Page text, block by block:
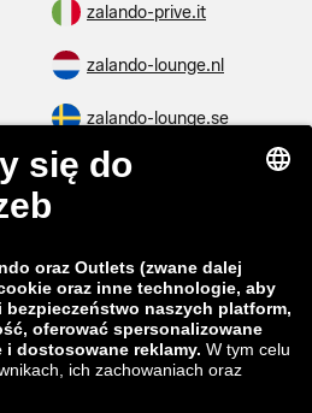
zalando-prive.it
zalando-lounge.nl
zalando-lounge.se
zalando-lounge.dk
zalando-lounge.cz
zalando-lounge.sk